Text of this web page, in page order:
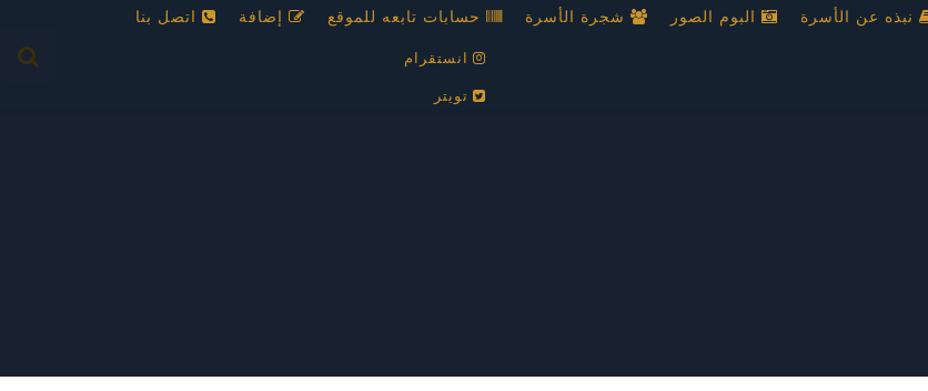
نبذه عن الأسرة البوم الصور شجرة الأسرة حسابات تابعه للموقع
انستقرام
تويتر
إضافة اتصل بنا